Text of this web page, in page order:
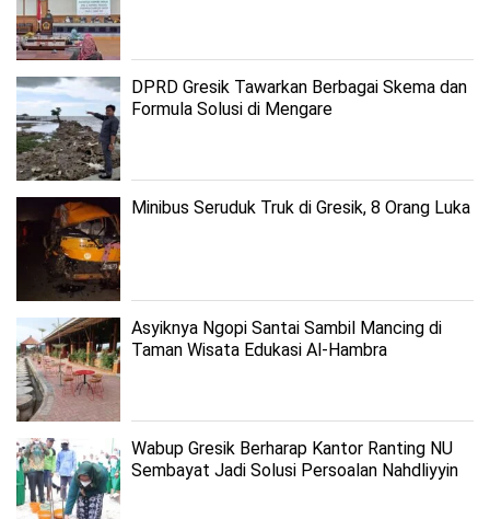
DPRD Gresik Tawarkan Berbagai Skema dan
Formula Solusi di Mengare
Minibus Seruduk Truk di Gresik, 8 Orang Luka
Asyiknya Ngopi Santai Sambil Mancing di
Taman Wisata Edukasi Al-Hambra
Wabup Gresik Berharap Kantor Ranting NU
Sembayat Jadi Solusi Persoalan Nahdliyyin